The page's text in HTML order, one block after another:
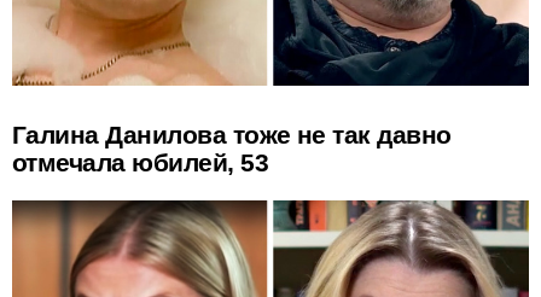
Галина Данилова тоже не так давно
отмечала юбилей, 53